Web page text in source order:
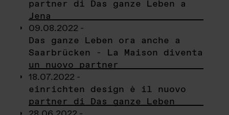
partner di Das ganze Leben a
Jena
09.08.2022 -
Das ganze Leben ora anche a
Saarbrücken - La Maison diventa
un nuovo partner
18.07.2022 -
einrichten design è il nuovo
partner di Das ganze Leben